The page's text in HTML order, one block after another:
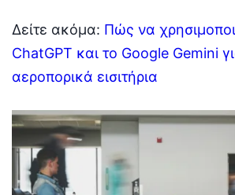
Δείτε ακόμα: Πώς να
ChatGPT και το Google Gemini
αεροπορικά εισιτήρια